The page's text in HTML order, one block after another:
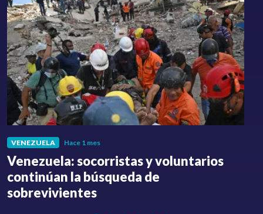
VENEZUELA Hace 1 mes
Venezuela: socorristas y voluntarios
continúan la búsqueda de
sobrevivientes